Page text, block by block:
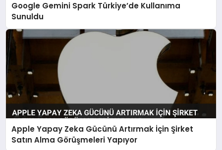
Google Gemini Spark Türkiye’de Kullanıma
Sunuldu
Apple Yapay Zeka Gücünü Artırmak İçin Şirket
Satın Alma Görüşmeleri Yapıyor